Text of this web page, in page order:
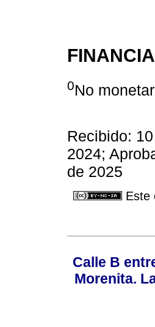
0No
Recibido:
2024;
de 2025
Este
Calle B
Morenita.